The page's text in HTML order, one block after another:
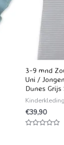
3-9 mnd
Uni /
Dunes Grijs
Kinderkleding
€39,90